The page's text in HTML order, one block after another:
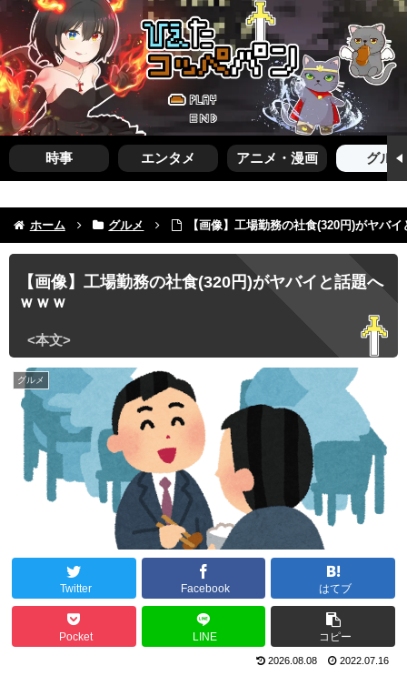
時事 エンタメ アニメ・漫画 グルメ
ホーム グルメ 【画像】工場勤務の社食(320円)がヤバ
【画像】工場勤務の社食(320円)がヤバイと話題へ
ｗｗｗ
グルメ
Twitter Facebook はてブ
Pocket LINE コピー
2026.08.08 2022.07.16